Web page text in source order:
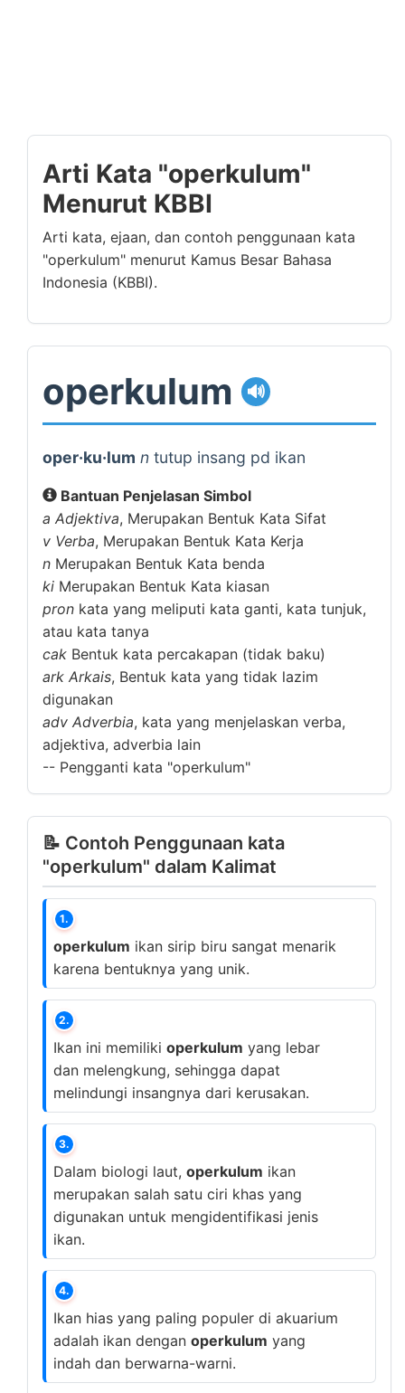
Arti Kata "operkulum"
Menurut KBBI
Arti kata, ejaan, dan contoh penggunaan kata
"operkulum" menurut Kamus Besar Bahasa
Indonesia (KBBI).
operkulum 🔊
oper·ku·lum n tutup insang pd ikan
Bantuan Penjelasan Simbol
a Adjektiva, Merupakan Bentuk Kata Sifat
v Verba, Merupakan Bentuk Kata Kerja
n Merupakan Bentuk Kata benda
ki Merupakan Bentuk Kata kiasan
pron kata yang meliputi kata ganti, kata tunjuk,
atau kata tanya
cak Bentuk kata percakapan (tidak baku)
ark Arkais, Bentuk kata yang tidak lazim
digunakan
adv Adverbia, kata yang menjelaskan verba,
adjektiva, adverbia lain
-- Pengganti kata "operkulum"
📝 Contoh Penggunaan kata
"operkulum" dalam Kalimat
1.
operkulum ikan sirip biru sangat menarik
karena bentuknya yang unik.
2.
Ikan ini memiliki operkulum yang lebar
dan melengkung, sehingga dapat
melindungi insangnya dari kerusakan.
3.
Dalam biologi laut, operkulum ikan
merupakan salah satu ciri khas yang
digunakan untuk mengidentifikasi jenis
ikan.
4.
Ikan hias yang paling populer di akuarium
adalah ikan dengan operkulum yang
indah dan berwarna-warni.